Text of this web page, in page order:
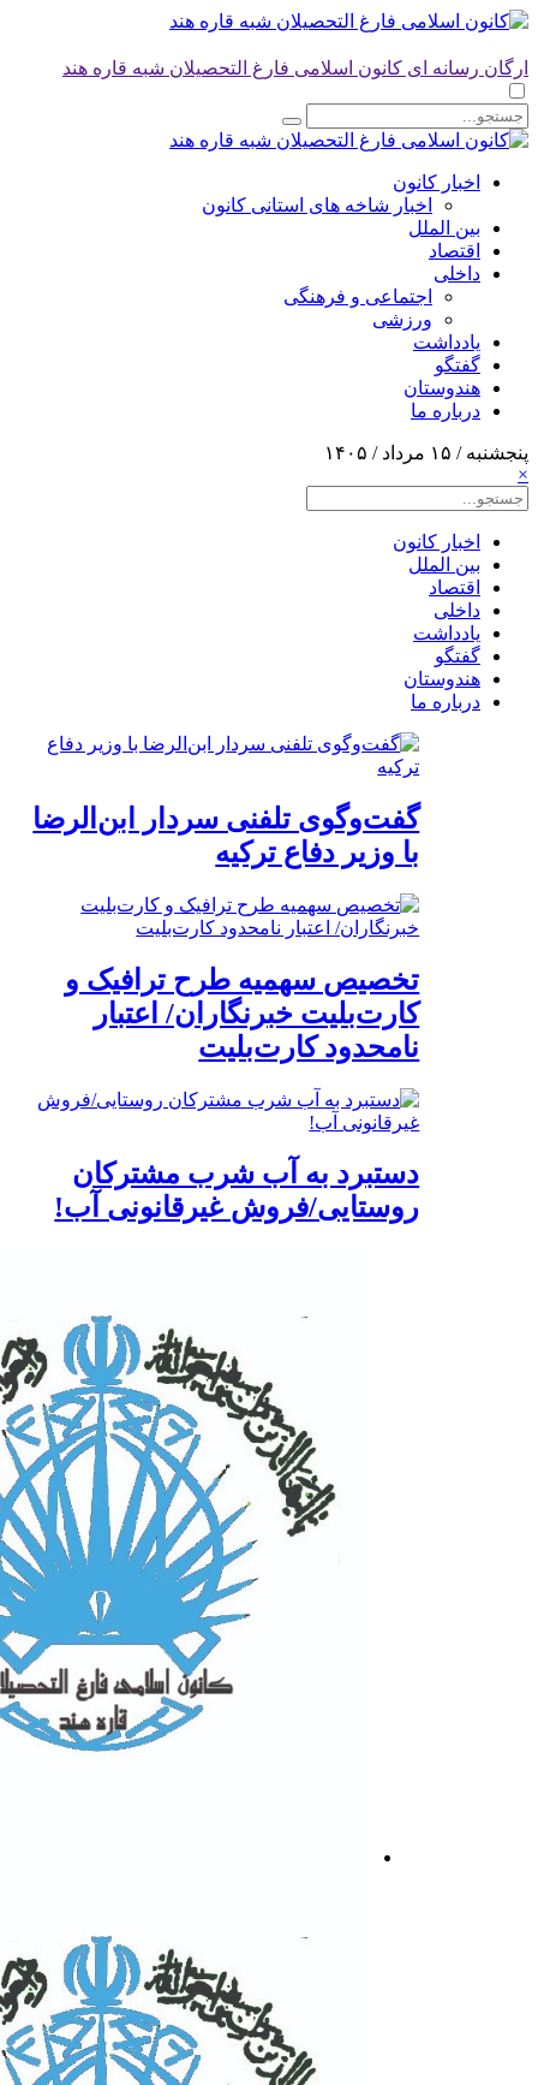
ارگان رسانه ای کانون اسلامی فارغ التحصیلان شبه قاره هند
اخبار کانون
اخبار شاخه های استانی کانون
بین الملل
اقتصاد
داخلی
اجتماعی و فرهنگی
ورزشی
یادداشت
گفتگو
هندوستان
درباره ما
پنجشنبه / ۱۵ مرداد / ۱۴۰۵
×
اخبار کانون
بین الملل
اقتصاد
داخلی
یادداشت
گفتگو
هندوستان
درباره ما
گفت‌وگوی تلفنی سردار ابن‌الرضا
با وزیر دفاع ترکیه
تخصیص سهمیه طرح ترافیک و
کارت‌بلیت خبرنگاران/ اعتبار
نامحدود کارت‌بلیت
دستبرد به آب شرب مشترکان
روستایی/فروش غیرقانونی آب!